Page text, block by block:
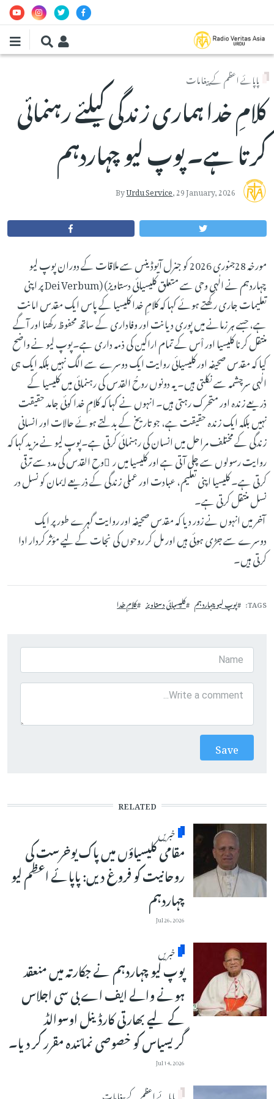
پاپائے اعظم کے پیغامات
کلامِ خدا ہماری زندگی کیلئے رہنمائی
کرتا ہے۔ پوپ لیو چہاردہم
ByUrdu Service,29 January, 2026
مورخہ 28جنوری 2026 کو جنرل آیوڈینس سے ملاقات کے دوران پوپ لیو
چہاردہم نے الٰہی وحی سے متعلق کلیسیائی دستاویز) (Dei Verbum پر اپنی
تعلیمات جاری رکھتے ہوئے کہا کہ کلامِ خدا کلیسیا کے پاس ایک مقدس امانت
ہے، جسے ہر زمانے میں پوری دیانت اور وفاداری کے ساتھ محفوظ رکھنا اور آگے
منتقل کرنا کلیسیا اور اْس کے تمام اراکین کی ذمہ داری ہے۔پوپ لیو نے واضح
کیا کہ مقدس صحیفہ اور کلیسیائی روایت ایک دوسرے سے الگ نہیں بلکہ ایک ہی
الٰہی سرچشمہ سے نکلتی ہیں۔ یہ دونوں روحُ القدس کی رہنمائی میں کلیسیا کے
ذریعے زندہ اور متحرک رہتی ہیں۔ انہوں نے کہا کہ کلامِ خدا کوئی جامد حقیقت
نہیں بلکہ ایک زندہ حقیقت ہے، جو تاریخ کے بدلتے ہوئے حالات اور انسانی
زندگی کے مختلف مراحل میں انسان کی رہنمائی کرتی ہے۔پوپ لیو نے مزید کہا کہ
روایت رسولوں سے چلی آتی ہے اور کلیسیا میں ر ْوح القدس کی مدد سے ترقی
کرتی ہے۔ کلیسیا اپنی تعلیم، عبادت اور عملی زندگی کے ذریعے ایمان کو نسل در
نسل منتقل کرتی ہے۔
آخر میں انہوں نے زور دیا کہ مقدس صحیفہ اور روایت گہرے طور پر ایک
دوسرے سے جڑی ہوئی ہیں اور مل کر روحوں کی نجات کے لیے مؤثر کردار ادا
کرتی ہیں۔
TAGS پوپ لیو چہاردہم کلیسیائی دستاویز کلامِ خدا
RELATED
خبریں
مقامی کلیسیاؤں میں پاک یوخرست کی
روحانیت کو فروغ دیں: پاپائے اعظم لیو
چہاردہم
Jul 26, 2026
خبریں
پوپ لیو چہاردہم نے جکارتہ میں منعقد
ہونے والے ایف اے بی سی اجلاس
کے لیے بھارتی کارڈینل اوسوالڈ
گریسیاس کو خصوصی نمائندہ مقرر کر دیا۔
Jul 14, 2026
پاپائے اعظم کے پیغامات